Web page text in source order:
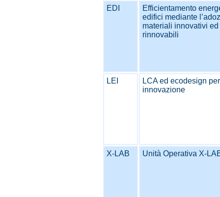
EDI
Efficientamento
edifici mediante
materiali innovativi
rinnovabili
LEI
LCA ed ecodesign
innovazione
X-LAB Unità Operativa X-